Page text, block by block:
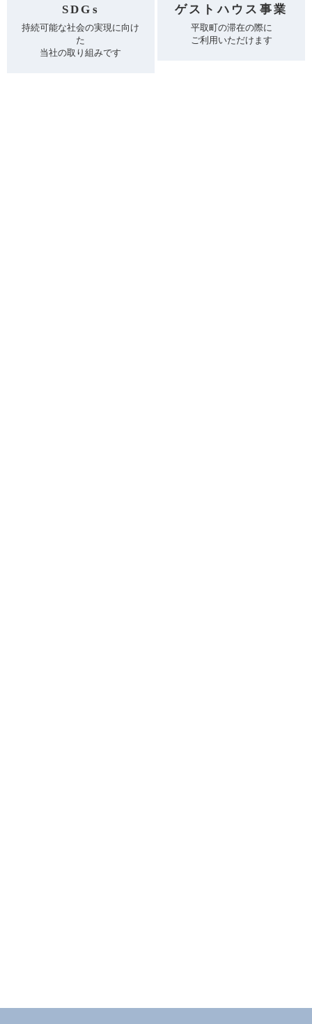
SDGs
持続可能な社会の実現に向け
た
当社の取り組みです
ゲストハウス事業
平取町の滞在の際に
ご利用いただけます